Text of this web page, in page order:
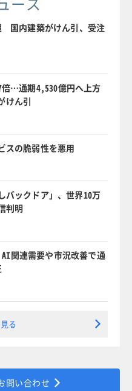
国内建築がけん引、受注
…通期4,530億円へ上方
けん引
スの脆弱性を悪用
バックドア」、世界10万
判明
関連需要や市況改善で通
る
問い合わせ